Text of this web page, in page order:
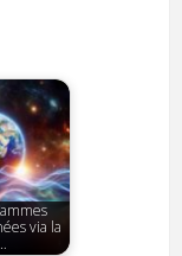
via la